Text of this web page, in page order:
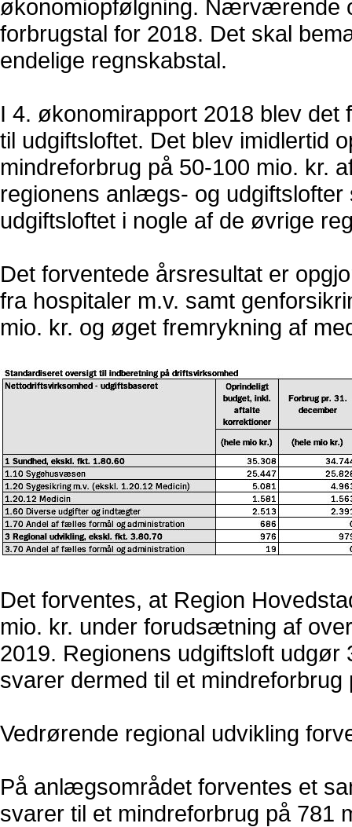
økonomiopfølgning. Nærværende
forbrugstal for 2018. Det skal
endelige regnskabstal.
I 4. økonomirapport 2018 blev
til udgiftsloftet. Det blev imidlertid
mindreforbrug på 50-100 mio. kr.
regionens anlægs- og
udgiftsloftet i nogle af de øvrige
Det forventede årsresultat er
fra hospitaler m.v. samt
mio. kr. og øget fremrykning af
Det forventes, at Region
mio. kr. under forudsætning af
2019. Regionens udgiftsloft
svarer dermed til et
Vedrørende regional udvikling
På anlægsområdet forventes et
svarer til et mindreforbrug på 781